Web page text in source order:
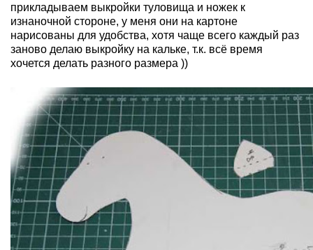
прикладываем выкройки туловища и ножек к
изнаночной стороне, у меня они на картоне
нарисованы для удобства, хотя чаще всего каждый раз
заново делаю выкройку на кальке, т.к. всё время
хочется делать разного размера ))